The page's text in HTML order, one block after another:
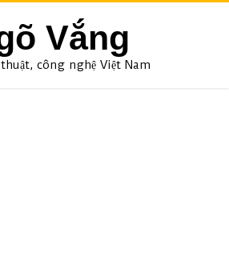
Vắng
công nghệ Việt Nam